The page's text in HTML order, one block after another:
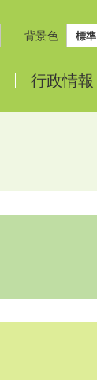
背景色 標準
行政情報